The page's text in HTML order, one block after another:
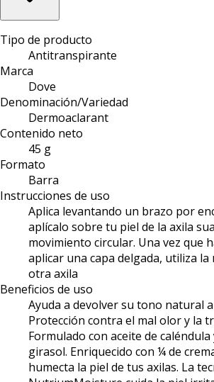
Tipo de producto
Antitranspirante
Marca
Dove
Denominación/Variedad
Dermoaclarant
Contenido neto
45 g
Formato
Barra
Instrucciones de uso
Aplica levantando un brazo por
aplícalo sobre tu piel de la axila
movimiento circular. Una vez que
aplicar una capa delgada, utiliza la
otra axila
Beneficios de uso
Ayuda a devolver su tono natural
Protección contra el mal olor y la
Formulado con aceite de caléndula
girasol. Enriquecido con ¼ de
humecta la piel de tus axilas. La